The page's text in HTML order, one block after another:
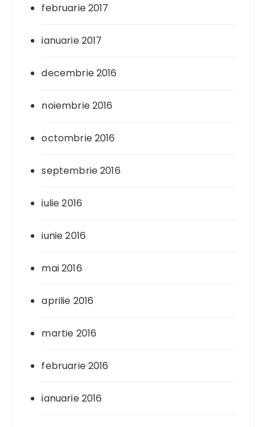
februarie 2017
ianuarie 2017
decembrie 2016
noiembrie 2016
octombrie 2016
septembrie 2016
iulie 2016
iunie 2016
mai 2016
aprilie 2016
martie 2016
februarie 2016
ianuarie 2016